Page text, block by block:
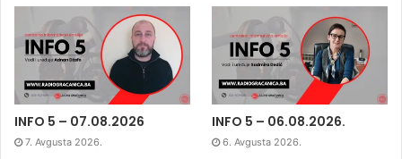
INFO 5 – 07.08.2026
7. Avgusta 2026.
INFO 5 – 06.08.2026.
6. Avgusta 2026.